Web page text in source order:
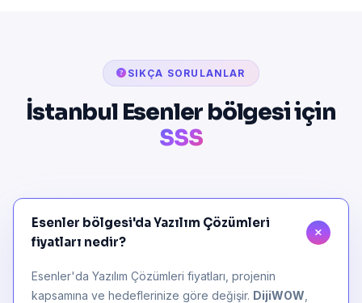
SIKÇA SORULANLAR
İstanbul Esenler bölgesi için
SSS
Esenler bölgesi'da Yazılım Çözümleri
fiyatları nedir?
Esenler'da Yazılım Çözümleri fiyatları, projenin
kapsamına ve hedeflerinize göre değişir. DijiWOW